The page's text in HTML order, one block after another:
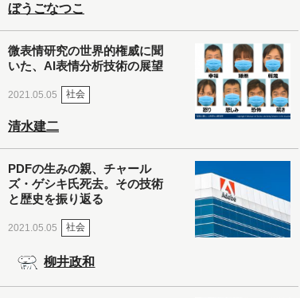
ぼうごなつこ
微表情研究の世界的権威に聞
いた、AI表情分析技術の展望
2021.05.05 社会
清水建二
PDFの生みの親、チャール
ズ・ゲシキ氏死去。その技術
と歴史を振り返る
2021.05.05 社会
柳井政和